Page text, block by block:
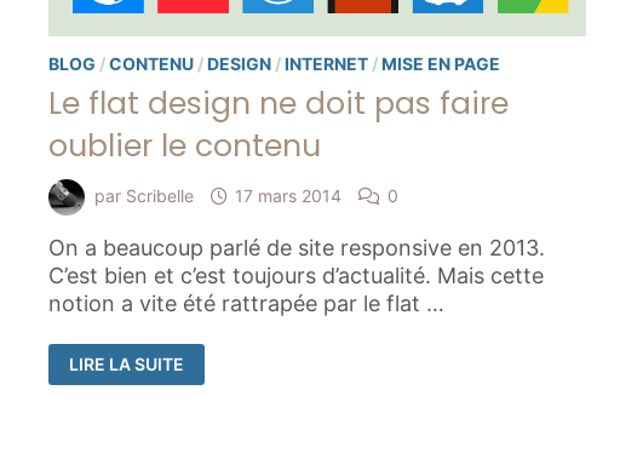
BLOG /CONTENU /DESIGN /INTERNET /MISE EN PAGE
Le flat design ne doit pas faire
oublier le contenu
par Scribelle 17 mars 2014 0
On a beaucoup parlé de site responsive en 2013.
C’est bien et c’est toujours d’actualité. Mais cette
notion a vite été rattrapée par le flat …
LE
FLAT
DESIGN
LIRE LA SUITE